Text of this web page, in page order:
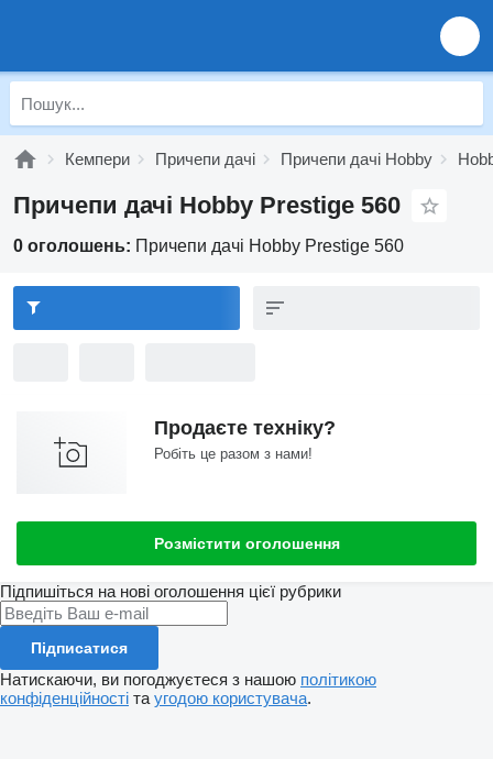
Кемпери Причепи дачі Причепи дачі Hobby
Причепи дачі Hobby Prestige 560
0 оголошень: Причепи дачі Hobby Prestige 560
Продаєте техніку?
Робіть це разом з нами!
Розмістити оголошення
Підпишіться на нові оголошення цієї рубрики
Підписатися
Натискаючи, ви погоджуєтеся з нашою політикою
конфіденційності та угодою користувача.